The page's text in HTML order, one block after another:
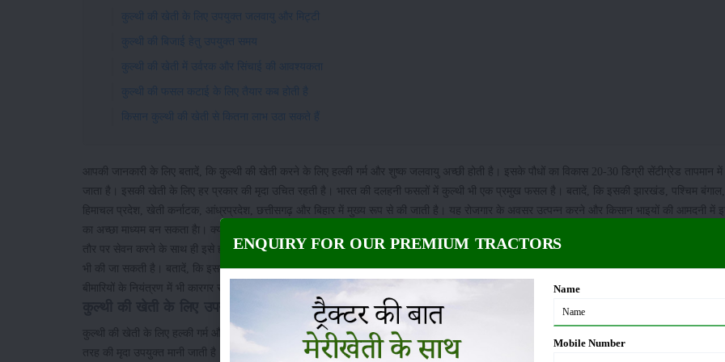
कुल्थी की खेती के लिए उपयुक्त जलवायु और मिट्टी
कुल्थी की बिजाई हेतु उपयुक्त समय
कुल्थी की खेती में उर्वरक और सिंचाई की आवश्यकता
कुल्थी की फसल कटाई के लिए तैयार कब होती है
किसान कुल्थी की खेती से कितना लाभ उठा सकते हैं
आपकी जानकारी के लिए बतादें, कि कुल्थी की खेती करने के लिए हल्की गर्म और शुष्क जलवायु अच्छी होती है। इसके पौधों का विकास 20-30 डिग्री सेंटीग्रेड तापमान में
जाता है। इसकी खेती के लिए हर प्रकार की मृदा उचित रहती है। भारत की दलहनी फसलों में कुल्थी भी एक प्रमुख फसल है। बतादें, कि इसकी झारखंड, पश्चिम बंगाल,
हिमाचल प्रदेश, खेती कर्नाटक, आंध्रप्रदेश, छत्तीसगढ़ और बिहार में मुख्य रूप से की जाती है। यह रोजगार के अवसर उत्पन्न करने और किसान भाइयों की आमदनी में
का अच्छा माध्यम बन सकता हैा। क्योंकि, कुल्थी की खेती शुष्क क्षेत्रों में भी की जा सकती है। इस वजह से अधिक जल की भी आवश्यकता नहीं पड़ती है। कुल्थी के बीज
तौर पर सेवन करने के साथ ही इसे हरे चारे के तौर पर पशुओं को भी खिलाया जाता है। कुल्थी को हॉर्सग्राम के नाम से भी जाना जाता है। कुल्थी की खेती मिश्रित फसल
भी की जा सकती है। बतादें, कि इसकोमक्का,अरहर,ज्वारऔरबाजराके साथ उत्पादित किया जा सकता है। कुल्थी की फसल स्वास्थ्य के लिए भी लाभकारी होती है
बीमारियों के नियंत्रण में भी कारगर साबित होती है।
कुल्थी की खेती के लिए उपयुक्त जलवायु और मिट्टी
कुल्थी की खेती के लिए हल्की गर्म और शुष्क जलवायु उपयुक्त होती है। इसके पौधों का विकास 20-30 डिग्री सेंटीग्रेड तापमान में बेहतर ढ़ंग से होता है। इसकी खेती के
तरह की मृदा उपयुक्त मानी जाती है। परंतु, बलुई दोमट मृदा इसके लिए सबसे अच्छी मानी जाती है एवं मिट्टी का पी.एच.मान सामान्य होना चाहिए।
ENQUIRY FOR OUR PREMIUM TRACTORS
Name
Mobile Number